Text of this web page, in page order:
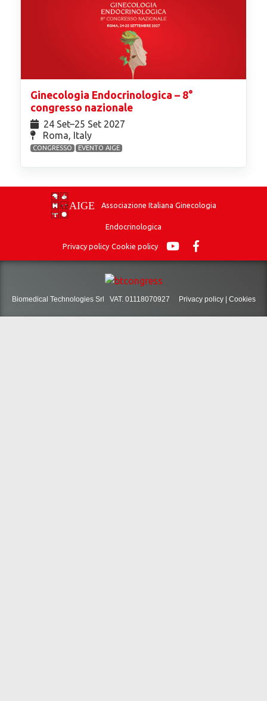
Ginecologia Endocrinologica – 8°
congresso nazionale
24 Set⁠–25 Set 2027
Roma, Italy
CONGRESSO EVENTO AIGE
Associazione Italiana Ginecologia
Endocrinologica
Privacy policy Cookie policy
Biomedical Technologies Srl VAT. 01118070927 Privacy policy| Cookies